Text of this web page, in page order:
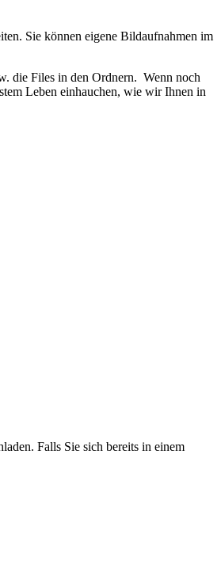
Sie können eigene Bildaufnahmen im
die Files in den Ordnern. Wenn noch
Leben einhauchen, wie wir Ihnen in
Falls Sie sich bereits in einem